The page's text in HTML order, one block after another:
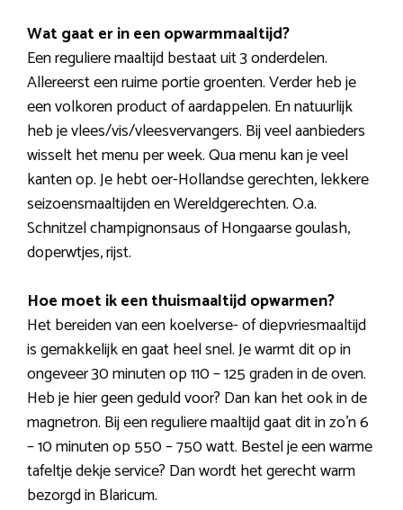
Wat gaat er in een opwarmmaaltijd?
Een reguliere maaltijd bestaat uit 3 onderdelen.
Allereerst een ruime portie groenten. Verder heb je
een volkoren product of aardappelen. En natuurlijk
heb je vlees/vis/vleesvervangers. Bij veel aanbieders
wisselt het menu per week. Qua menu kan je veel
kanten op. Je hebt oer-Hollandse gerechten, lekkere
seizoensmaaltijden en Wereldgerechten. O.a.
Schnitzel champignonsaus of Hongaarse goulash,
doperwtjes, rijst.
Hoe moet ik een thuismaaltijd opwarmen?
Het bereiden van een koelverse- of diepvriesmaaltijd
is gemakkelijk en gaat heel snel. Je warmt dit op in
ongeveer 30 minuten op 110 – 125 graden in de oven.
Heb je hier geen geduld voor? Dan kan het ook in de
magnetron. Bij een reguliere maaltijd gaat dit in zo’n 6
– 10 minuten op 550 – 750 watt. Bestel je een warme
tafeltje dekje service? Dan wordt het gerecht warm
bezorgd in Blaricum.